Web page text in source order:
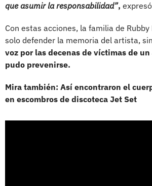
que asumir la responsabilidad”,
Con estas acciones, la familia de Rubby
solo defender la memoria del artista,
voz por las decenas de víctimas de
pudo prevenirse.
Mira también: Así encontraron el
en escombros de discoteca Jet Set